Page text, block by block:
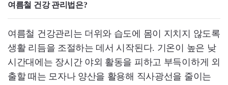
여름철 건강 관리법은?
여름철 건강관리는 더위와 습도에 몸이 지치지 않도록
생활 리듬을 조절하는 데서 시작된다. 기온이 높은 낮
시간대에는 장시간 야외 활동을 피하고 부득이하게 외
출할 때는 모자나 양산을 활용해 직사광선을 줄이는